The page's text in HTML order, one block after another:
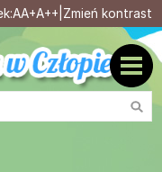
Przejdź do wyszukiwarki
Ustaw domyślną
AUstaw większą
A+Ustaw największą
A++ Zmień kontrast